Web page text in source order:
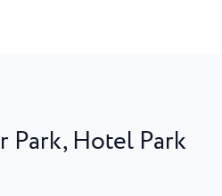
Park, Hotel Park